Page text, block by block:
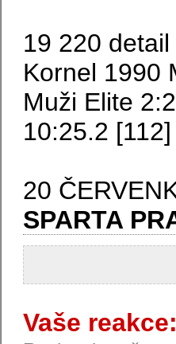
19 220
Kornel 1990
Muži Elite
10:25.2
20
SPARTA
Vaše